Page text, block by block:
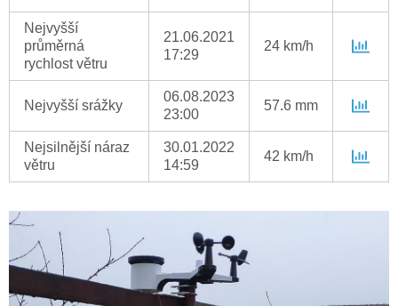
Nejvyšší
průměrná
rychlost větru
21.06.2021
17:29
24 km/h
Nejvyšší srážky
06.08.2023
23:00
57.6 mm
Nejsilnější náraz
větru
30.01.2022
14:59
42 km/h